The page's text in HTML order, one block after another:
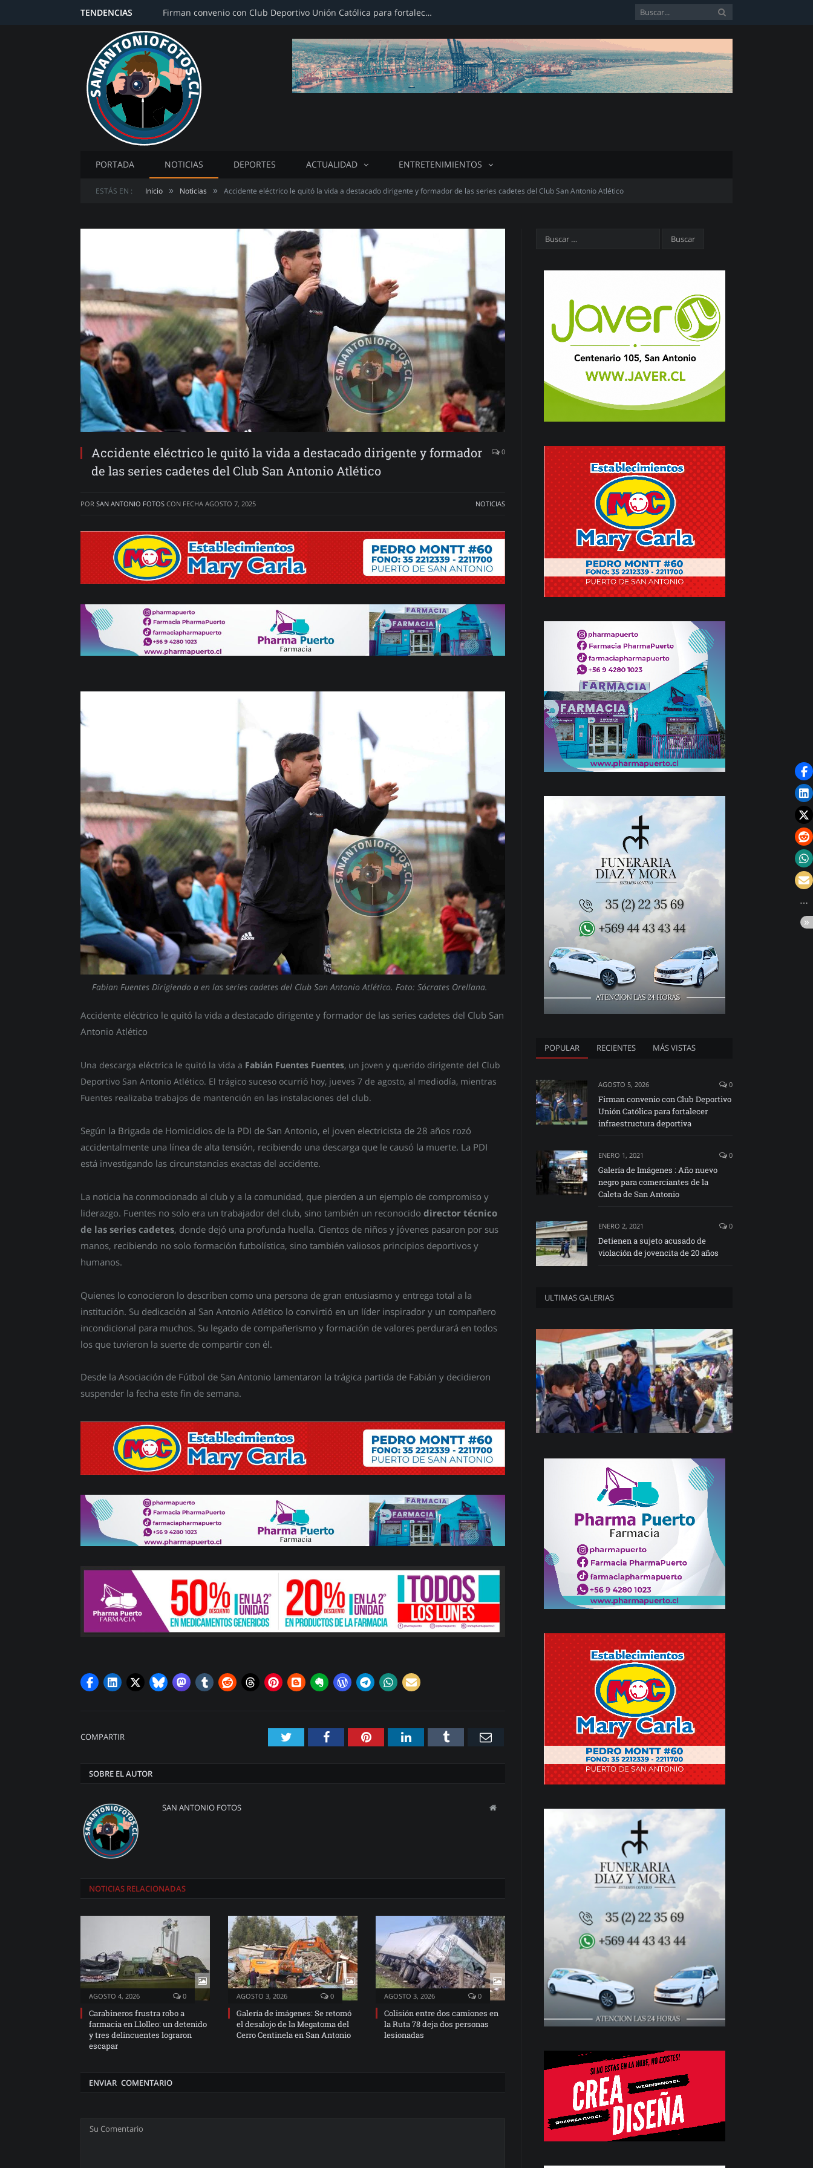
TENDENCIAS Firman convenio con Club Deportivo Unión Católica para fortalecer infraestructura deportiva
PORTADA NOTICIAS DEPORTES ACTUALIDAD ENTRETENIMIENTOS
ESTÁS EN : Inicio » Noticias » Accidente eléctrico le quitó la vida a destacado dirigente y formador de las series cadetes del Club San Antonio Atlético
Accidente eléctrico le quitó la vida a destacado dirigente y formador
de las series cadetes del Club San Antonio Atlético
0
POR SAN ANTONIO FOTOS CON FECHA AGOSTO 7, 2025 NOTICIAS
Fabian Fuentes Dirigiendo a en las series cadetes del Club San Antonio Atlético. Foto: Sócrates Orellana.
Accidente eléctrico le quitó la vida a destacado dirigente y formador de las series cadetes del Club San
Antonio Atlético
Una descarga eléctrica le quitó la vida a Fabián Fuentes Fuentes, un joven y querido dirigente del Club
Deportivo San Antonio Atlético. El trágico suceso ocurrió hoy, jueves 7 de agosto, al mediodía, mientras
Fuentes realizaba trabajos de mantención en las instalaciones del club.
Según la Brigada de Homicidios de la PDI de San Antonio, el joven electricista de 28 años rozó
accidentalmente una línea de alta tensión, recibiendo una descarga que le causó la muerte. La PDI
está investigando las circunstancias exactas del accidente.
La noticia ha conmocionado al club y a la comunidad, que pierden a un ejemplo de compromiso y
liderazgo. Fuentes no solo era un trabajador del club, sino también un reconocido director técnico
de las series cadetes, donde dejó una profunda huella. Cientos de niños y jóvenes pasaron por sus
manos, recibiendo no solo formación futbolística, sino también valiosos principios deportivos y
humanos.
Quienes lo conocieron lo describen como una persona de gran entusiasmo y entrega total a la
institución. Su dedicación al San Antonio Atlético lo convirtió en un líder inspirador y un compañero
incondicional para muchos. Su legado de compañerismo y formación de valores perdurará en todos
los que tuvieron la suerte de compartir con él.
Desde la Asociación de Fútbol de San Antonio lamentaron la trágica partida de Fabián y decidieron
suspender la fecha este fin de semana.
COMPARTIR Twitter FacebookPinterestLinkedInTumblr Email
SOBRE EL AUTOR
SAN ANTONIO FOTOS Website
NOTICIAS RELACIONADAS
AGOSTO 4, 2026 0
Carabineros frustra robo a
farmacia en Llolleo: un detenido
y tres delincuentes lograron
escapar
AGOSTO 3, 2026 0
Galería de imágenes: Se retomó
el desalojo de la Megatoma del
Cerro Centinela en San Antonio
AGOSTO 3, 2026 0
Colisión entre dos camiones en
la Ruta 78 deja dos personas
lesionadas
ENVIAR COMENTARIO
POPULAR RECIENTES MÁS VISTAS
AGOSTO 5, 2026 0
Firman convenio con Club Deportivo
Unión Católica para fortalecer
infraestructura deportiva
ENERO 1, 2021 0
Galería de Imágenes : Año nuevo
negro para comerciantes de la
Caleta de San Antonio
ENERO 2, 2021 0
Detienen a sujeto acusado de
violación de jovencita de 20 años
ULTIMAS GALERIAS